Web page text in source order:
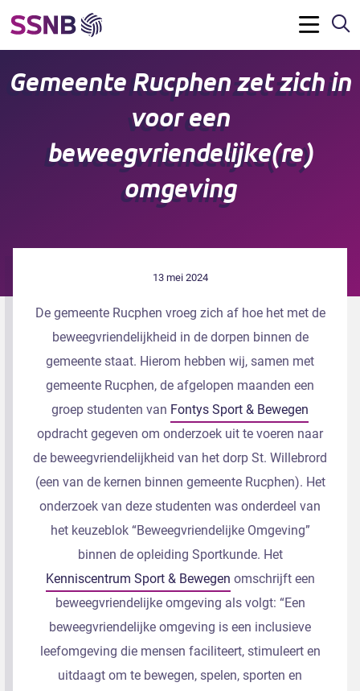
Gemeente Rucphen zet zich in
voor een
beweegvriendelijke(re)
omgeving
13 mei 2024
De gemeente Rucphen vroeg zich af hoe het met de
beweegvriendelijkheid in de dorpen binnen de
gemeente staat. Hierom hebben wij, samen met
gemeente Rucphen, de afgelopen maanden een
groep studenten van Fontys Sport & Bewegen
opdracht gegeven om onderzoek uit te voeren naar
de beweegvriendelijkheid van het dorp St. Willebrord
(een van de kernen binnen gemeente Rucphen). Het
onderzoek van deze studenten was onderdeel van
het keuzeblok “Beweegvriendelijke Omgeving”
binnen de opleiding Sportkunde. Het
Kenniscentrum Sport & Bewegen omschrijft een
beweegvriendelijke omgeving als volgt: “Een
beweegvriendelijke omgeving is een inclusieve
leefomgeving die mensen faciliteert, stimuleert en
uitdaagt om te bewegen, spelen, sporten en